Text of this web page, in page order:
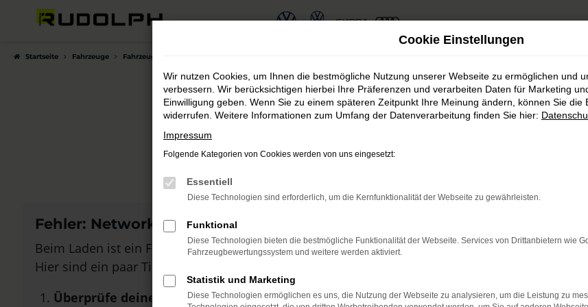
Zum
springen
Startseite Fahrzeuge Fahrzeugmarkt
Autohaus Rudolph
Bei Autohaus Rudolph finden Sie immer das
Fehler: Network Error
Beim Laden ist ein Fehler aufgetreten.
Hier sind ein paar Tipps, die dir helfen können:
Überprüfe deine Firewall und deine Internetverbindung.
Cookie Einstellungen
Wir nutzen Cookies, um Ihnen die bestmögliche Nutzung unserer Webseite zu ermöglichen und
verbessern. Wir berücksichtigen hierbei Ihre Präferenzen und verarbeiten Daten für Marketing
Einwilligung geben. Wenn Sie zu einem späteren Zeitpunkt Ihre Meinung ändern, können Sie die
widerrufen. Weitere Informationen zum Umfang der Datenverarbeitung finden Sie hier:
Impressum
Folgende Kategorien von Cookies werden von uns eingesetzt:
Essentiell
Diese Technologien sind erforderlich, um die Kernfunktionalität der Webseite zu gewährleisten.
Funktional
Diese Technologien bieten die bestmögliche Funktionalität der Webseite. Services von Drittanbietern wie
Fahrzeugbewertungssystem und weitere werden aktiviert.
Statistik und Marketing
Diese Technologien ermöglichen es uns, die Nutzung der Webseite zu analysieren, um die Leistung zu